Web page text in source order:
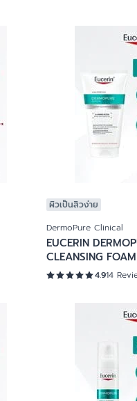
ผิวเป็นสิวง่าย
DermoPure Clinical
EUCERIN
CLEANSING
4.914